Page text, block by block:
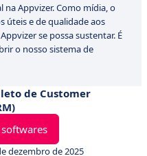
na Appvizer. Como mídia, o
úteis e de qualidade aos
se possa sustentar. É
o nosso sistema de
de Customer
dezembro de 2025